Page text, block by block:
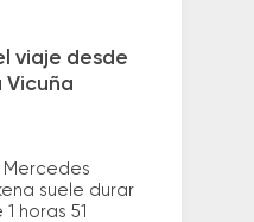
viaje desde
Vicuña
Mercedes
suele durar
horas 51